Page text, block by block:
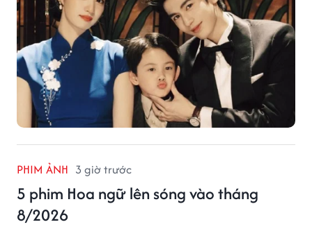
PHIM ẢNH 3 giờ trước
5 phim Hoa ngữ lên sóng vào tháng
8/2026